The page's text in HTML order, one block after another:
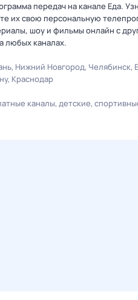
передач на канале Еда.
их свою персональную
шоу и фильмы онлайн с
любых каналах.
Нижний Новгород Челябинск
Краснодар
каналы детские